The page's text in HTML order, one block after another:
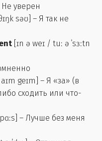
Не уверен
səʊ] – Я так не
[ɪn ə weɪ / tuː ə ˈsɜːtn
aɪm geɪm] – Я «за» (в
сходить или что-
pɑːs] – Лучше без меня